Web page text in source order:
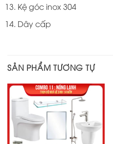
Kệ góc inox 304
Dây cấp
SẢN PHẨM TƯƠNG TỰ